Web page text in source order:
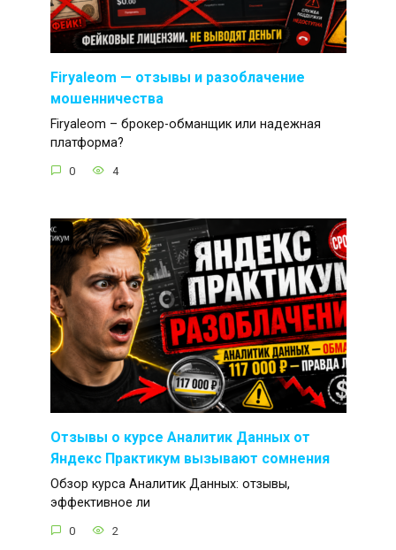
Firyaleom — отзывы и разоблачение
мошенничества
Firyaleom – брокер-обманщик или надежная
платформа?
0 4
Отзывы о курсе Аналитик Данных от
Яндекс Практикум вызывают сомнения
Обзор курса Аналитик Данных: отзывы,
эффективное ли
0 2